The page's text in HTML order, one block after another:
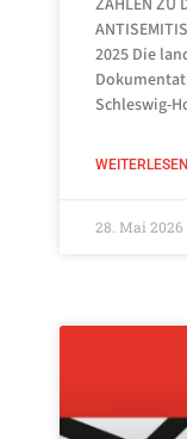
2025 Die
Schleswig-
28. Mai 2026